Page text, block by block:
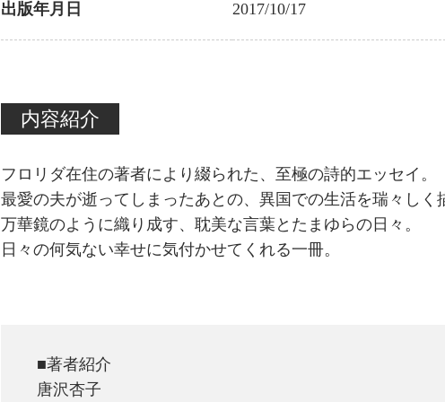
出版年月日 2017/10/17
内容紹介
フロリダ在住の著者により綴られた、至極の詩的エッセイ。
最愛の夫が逝ってしまったあとの、異国での生活を瑞々しく
万華鏡のように織り成す、耽美な言葉とたまゆらの日々。
日々の何気ない幸せに気付かせてくれる一冊。
■著者紹介
唐沢杏子